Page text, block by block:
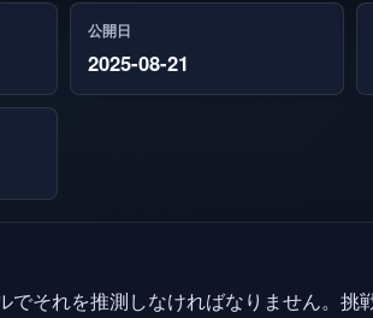
公開日
2025-08-21
それを推測しなければなりません。挑